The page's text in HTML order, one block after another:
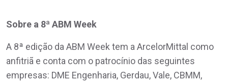
Sobre a 8ª ABM Week
A 8ª edição da ABM Week tem a ArcelorMittal como
anfitriã e conta com o patrocínio das seguintes
empresas: DME Engenharia, Gerdau, Vale, CBMM,